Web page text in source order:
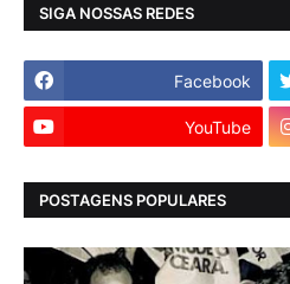
SIGA NOSSAS REDES
Facebook
YouTube
POSTAGENS POPULARES